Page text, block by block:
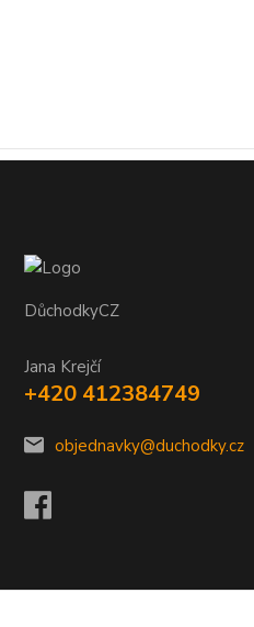
DůchodkyCZ
Jana Krejčí
+420 412384749
objednavky@duchodky.cz